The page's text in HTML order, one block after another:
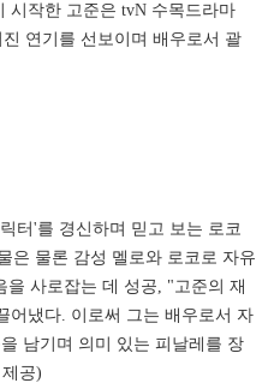
시작한 고준은 tvN 수목드라마
연기를 선보이며 배우로서 괄
터'를 경신하며 믿고 보는 로코
은 물론 감성 멜로와 로코로 자유
사로잡는 데 성공, "고준의 재
어냈다. 이로써 그는 배우로서 자
남기며 의미 있는 피날레를 장
공)